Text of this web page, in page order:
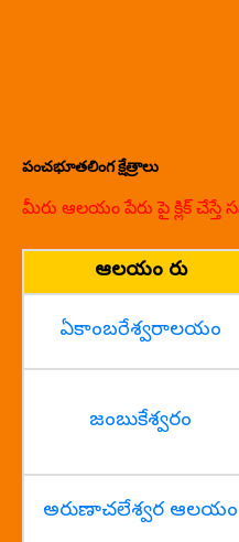
పంచభూతలింగ క్షేత్రాలు
మీరు ఆలయం పేరు పై క్లిక్
ఆలయం పేరు
ఏకాంబరేశ్వరాలయం
జంబుకేశ్వరం
అరుణాచలేశ్వర ఆలయం